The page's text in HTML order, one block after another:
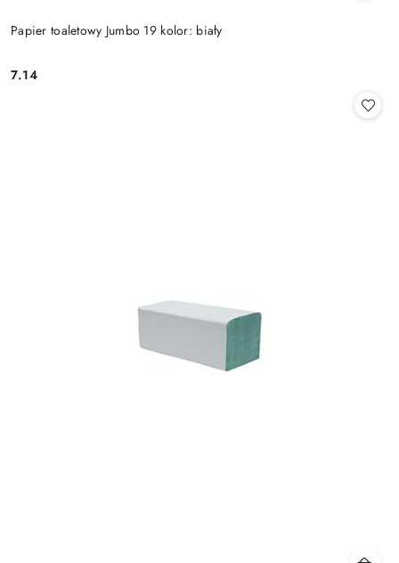
Papier toaletowy Jumbo 19 kolor: biały
Cena:
7.14